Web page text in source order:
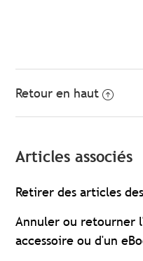
Retour en haut
Articles associés
Retirer des articles
Annuler ou retourner
accessoire ou d'un